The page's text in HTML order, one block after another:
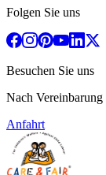
Folgen Sie uns
Besuchen Sie uns
Nach Vereinbarung
Anfahrt